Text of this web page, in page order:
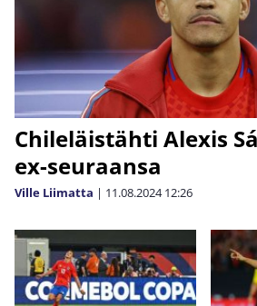
Chileläistähti Alexis
ex-seuraansa
Ville Liimatta | 11.08.2024 12:26